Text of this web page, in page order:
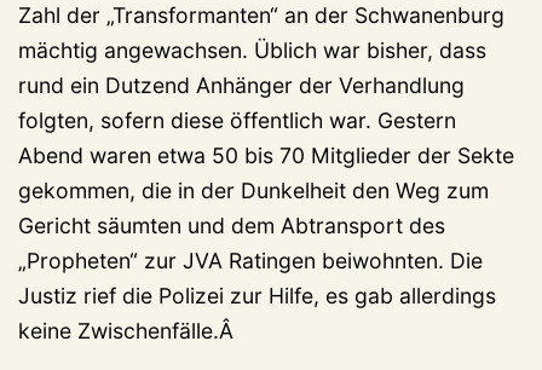
Zahl der „Transformanten“ an der Schwanenburg
mächtig angewachsen. Üblich war bisher, dass
rund ein Dutzend Anhänger der Verhandlung
folgten, sofern diese öffentlich war. Gestern
Abend waren etwa 50 bis 70 Mitglieder der Sekte
gekommen, die in der Dunkelheit den Weg zum
Gericht säumten und dem Abtransport des
„Propheten“ zur JVA Ratingen beiwohnten. Die
Justiz rief die Polizei zur Hilfe, es gab allerdings
keine Zwischenfälle.Â